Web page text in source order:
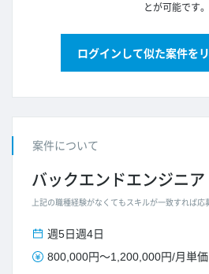
とが可能です。
ログインして似た案件を
案件について
バックエンドエンジニア
上記の職種経験がなくてもスキルが一致すれば応
週5日週4日
800,000円～1,200,000円/月単価